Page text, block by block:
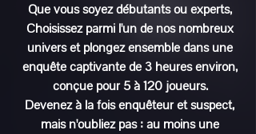
Que vous soyez débutants ou experts,
Choisissez parmi l'un de nos nombreux
univers et plongez ensemble dans une
enquête captivante de 3 heures environ,
conçue pour 5 à 120 joueurs.
Devenez à la fois enquêteur et suspect,
mais n'oubliez pas : au moins une